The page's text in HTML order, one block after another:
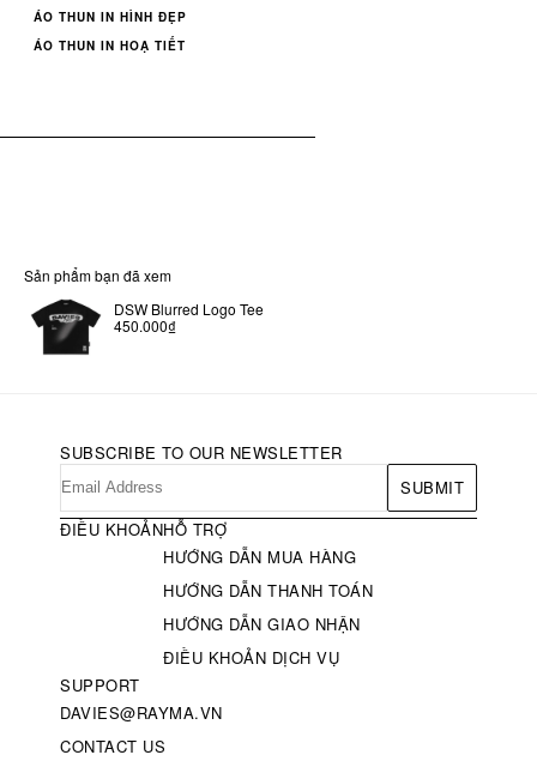
ÁO THUN IN HÌNH ĐẸP
ÁO THUN IN HOẠ TIẾT
Sản phẩm bạn đã xem
DSW Blurred Logo Tee
450.000₫
SUBSCRIBE TO OUR NEWSLETTER
SUBMIT
ĐIỀU KHOẢNHỖ TRỢ
HƯỚNG DẪN MUA HÀNG
HƯỚNG DẪN THANH TOÁN
HƯỚNG DẪN GIAO NHẬN
ĐIỀU KHOẢN DỊCH VỤ
SUPPORT
DAVIES@RAYMA.VN
CONTACT US